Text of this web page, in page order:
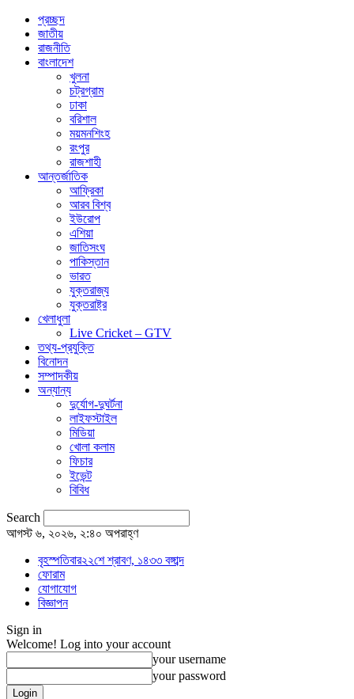
প্রচ্ছদ
জাতীয়
রাজনীতি
বাংলাদেশ
খুলনা
চট্রগ্রাম
ঢাকা
বরিশাল
ময়মনশিংহ
রংপুর
রাজশাহী
আন্তর্জাতিক
আফ্রিকা
আরব বিশ্ব
ইউরোপ
এশিয়া
জাতিসংঘ
পাকিস্তান
ভারত
যুক্তরাজ্য
যুক্তরাষ্ট্র
খেলাধুলা
Live Cricket – GTV
তথ্য-প্রযুক্তি
বিনোদন
সম্পাদকীয়
অন্যান্য
দুর্যোগ-দুঘর্টনা
লাইফস্টাইল
মিডিয়া
খোলা কলাম
ফিচার
ইভেন্ট
বিবিধ
Search
আগস্ট ৬, ২০২৬, ২:৪০ অপরাহ্ণ
বৃহস্পতিবার২২শে শ্রাবণ, ১৪৩৩ বঙ্গাব্দ
ফোরাম
যোগাযোগ
বিজ্ঞাপন
Sign in
Welcome! Log into your account
your username
your password